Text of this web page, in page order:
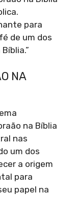
para
de um dos
NA
na Bíblia
nas
um dos
a origem
para
papel na